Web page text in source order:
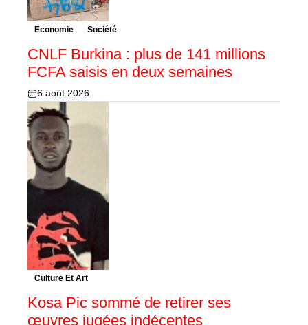
Economie Société
CNLF Burkina : plus de 141 millions
FCFA saisis en deux semaines
6 août 2026
Culture Et Art
Kosa Pic sommé de retirer ses
œuvres jugées indécentes